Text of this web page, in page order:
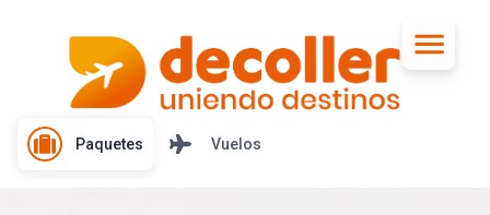
Paquetes Vuelos